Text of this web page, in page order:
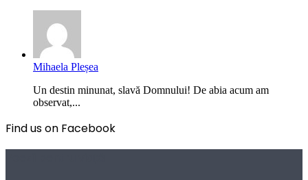
Mihaela Pleșea
Un destin minunat, slavă Domnului! De abia acum am
observat,...
Find us on Facebook